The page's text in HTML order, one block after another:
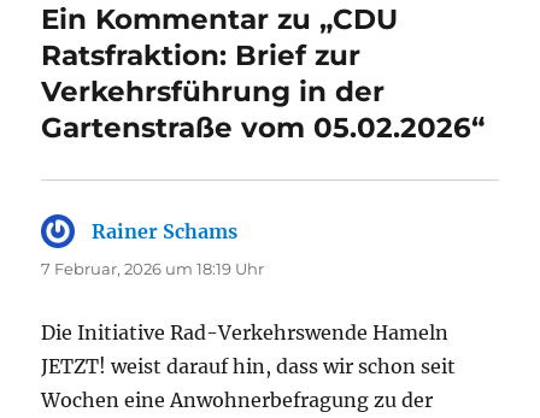
Ein Kommentar zu „CDU
Ratsfraktion: Brief zur
Verkehrsführung in der
Gartenstraße vom 05.02.2026“
Rainer Schams
7 Februar, 2026 um 18:19 Uhr
Die Initiative Rad-Verkehrswende Hameln
JETZT! weist darauf hin, dass wir schon seit
Wochen eine Anwohnerbefragung zu der